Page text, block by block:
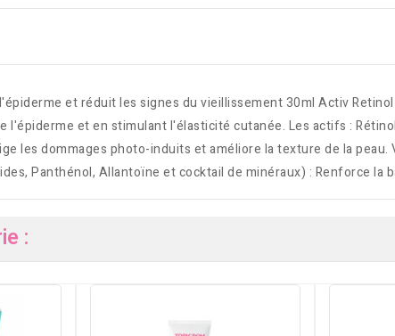
et réduit les signes du vieillissement 30ml Activ
et en stimulant l'élasticité cutanée. Les actifs :
les dommages photo-induits et améliore la texture de la
Panthénol, Allantoïne et cocktail de minéraux) : Renforce la
: